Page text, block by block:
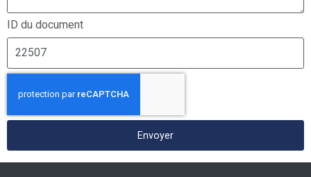
ID du document
Envoyer